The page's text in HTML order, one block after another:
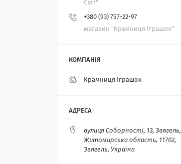
Світ"
+380 (93) 757-22-97
магазин "Крамниця іграшок"
Крамниця Іграшок
вулиця Соборності, 13, Звягель,
Житомирська область, 11702,
Звягель, Україна